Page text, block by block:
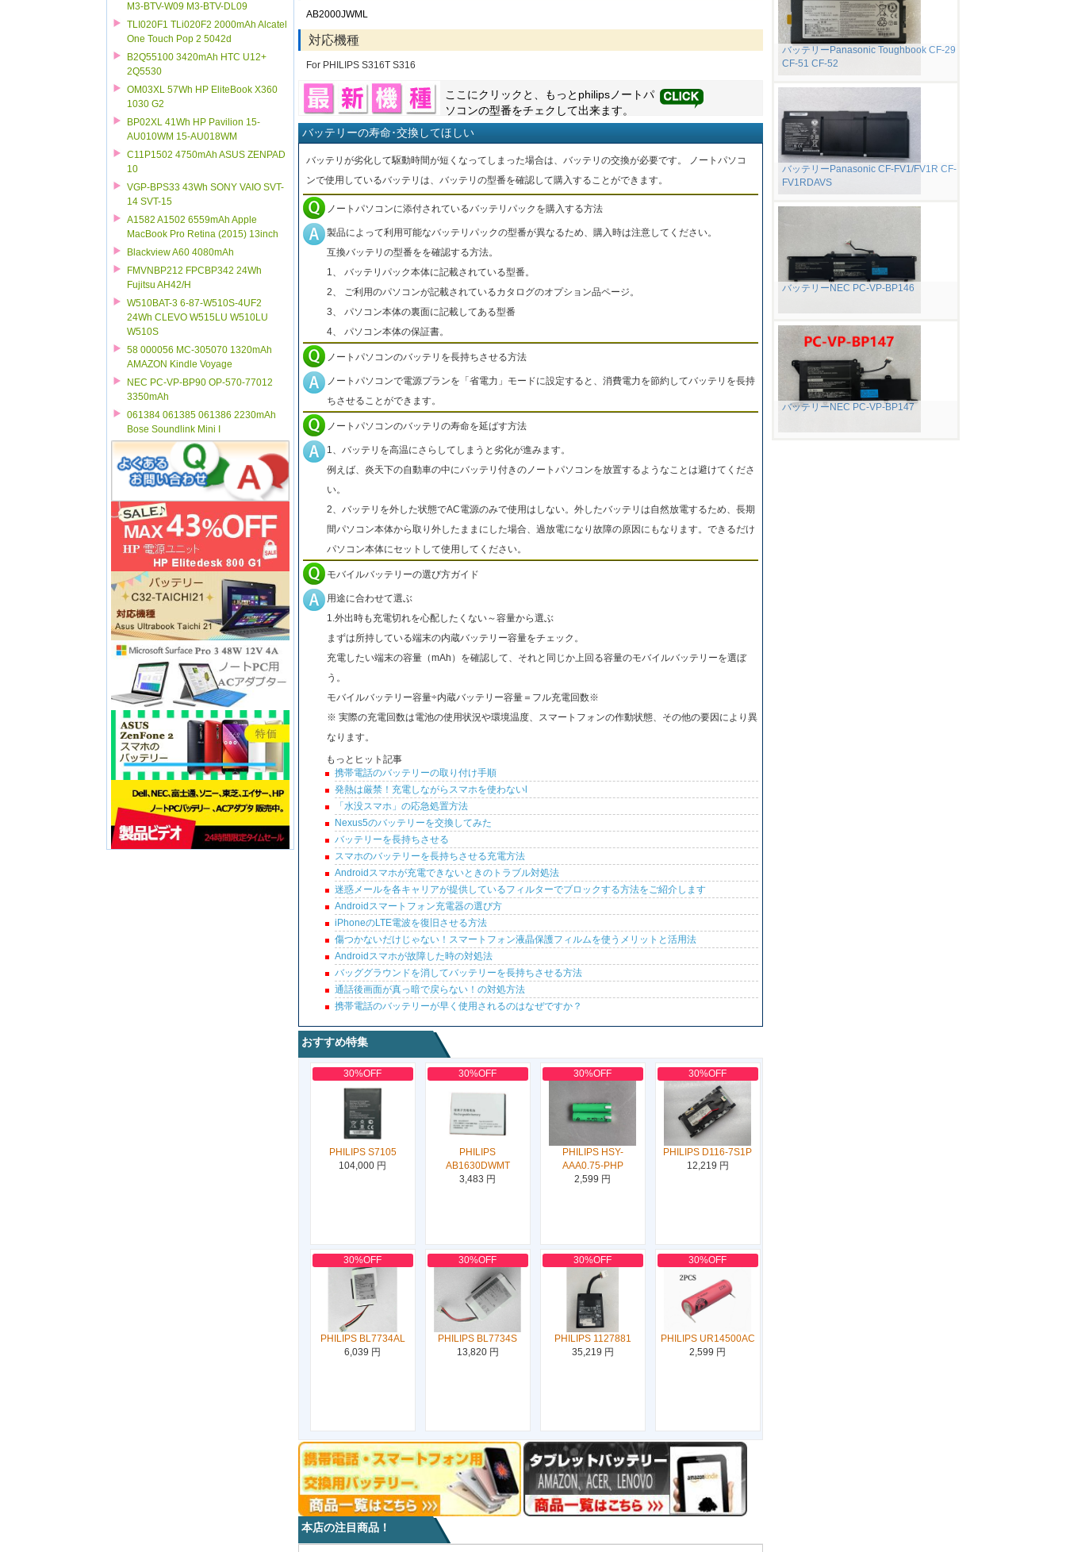
M3-BTV-W09 M3-BTV-DL09
TLI020F1 TLi020F2 2000mAh Alcatel
One Touch Pop 2 5042d
B2Q55100 3420mAh HTC U12+
2Q5530
OM03XL 57Wh HP EliteBook X360
1030 G2
BP02XL 41Wh HP Pavilion 15-
AU010WM 15-AU018WM
C11P1502 4750mAh ASUS ZENPAD
10
VGP-BPS33 43Wh SONY VAIO SVT-
14 SVT-15
A1582 A1502 6559mAh Apple
MacBook Pro Retina (2015) 13inch
Blackview A60 4080mAh
FMVNBP212 FPCBP342 24Wh
Fujitsu AH42/H
W510BAT-3 6-87-W510S-4UF2
24Wh CLEVO W515LU W510LU
W510S
58 000056 MC-305070 1320mAh
AMAZON Kindle Voyage
NEC PC-VP-BP90 OP-570-77012
3350mAh
061384 061385 061386 2230mAh
Bose Soundlink Mini I
AB2000JWML
対応機種
For PHILIPS S316T S316
ここにクリックと、もっと philipsノートパ
ソコンの型番をチェクして出来ます。
バッテリーの寿命･交換してほしい
バッテリが劣化して駆動時間が短くなってしまった場合は、バッテリの交換が必要です。 ノートパソコ
ンで使用しているバッテリは、バッテリの型番を確認して購入することができます。
ノートパソコンに添付されているバッテリパックを購入する方法
製品によって利用可能なバッテリパックの型番が異なるため、購入時は注意してください。
互換バッテリの型番をを確認する方法。
1、 バッテリパック本体に記載されている型番。
2、 ご利用のパソコンが記載されているカタログのオプション品ページ。
3、 パソコン本体の裏面に記載してある型番
4、 パソコン本体の保証書。
ノートパソコンのバッテリを長持ちさせる方法
ノートパソコンで電源プランを「省電力」モードに設定すると、消費電力を節約してバッテリを長持
ちさせることができます。
ノートパソコンのバッテリの寿命を延ばす方法
1、バッテリを高温にさらしてしまうと劣化が進みます。
例えば、炎天下の自動車の中にバッテリ付きのノートパソコンを放置するようなことは避けてくださ
い。
2、バッテリを外した状態でAC電源のみで使用はしない。外したバッテリは自然放電するため、長期
間パソコン本体から取り外したままにした場合、過放電になり故障の原因にもなります。できるだけ
パソコン本体にセットして使用してください。
モバイルバッテリーの選び方ガイド
用途に合わせて選ぶ
1.外出時も充電切れを心配したくない～容量から選ぶ
まずは所持している端末の内蔵バッテリー容量をチェック。
充電したい端末の容量（mAh）を確認して、それと同じか上回る容量のモバイルバッテリーを選ぼ
う。
モバイルバッテリー容量÷内蔵バッテリー容量＝フル充電回数※
※ 実際の充電回数は電池の使用状況や環境温度、スマートフォンの作動状態、その他の要因により異
なります。
もっとヒット記事
携帯電話のバッテリーの取り付け手順
発熱は厳禁！充電しながらスマホを使わないl
「水没スマホ」の応急処置方法
Nexus5のバッテリーを交換してみた
バッテリーを長持ちさせる
スマホのバッテリーを長持ちさせる充電方法
Androidスマホが充電できないときのトラブル対処法
迷惑メールを各キャリアが提供しているフィルターでブロックする方法をご紹介します
Androidスマートフォン充電器の選び方
iPhoneのLTE電波を復旧させる方法
傷つかないだけじゃない！スマートフォン液晶保護フィルムを使うメリットと活用法
Androidスマホが故障した時の対処法
バッググラウンドを消してバッテリーを長持ちさせる方法
通話後画面が真っ暗で戻らない！の対処方法
携帯電話のバッテリーが早く使用されるのはなぜですか？
おすすめ特集
30%OFF
PHILIPS S7105
104,000 円
30%OFF
PHILIPS
AB1630DWMT
3,483 円
30%OFF
PHILIPS HSY-
AAA0.75-PHP
2,599 円
30%OFF
PHILIPS D116-7S1P
12,219 円
30%OFF
PHILIPS BL7734AL
6,039 円
30%OFF
PHILIPS BL7734S
13,820 円
30%OFF
PHILIPS 1127881
35,219 円
30%OFF
PHILIPS UR14500AC
2,599 円
本店の注目商品！
バッテリーPanasonic Toughbook CF-29
CF-51 CF-52
バッテリーPanasonic CF-FV1/FV1R CF-
FV1RDAVS
バッテリーNEC PC-VP-BP146
バッテリーNEC PC-VP-BP147